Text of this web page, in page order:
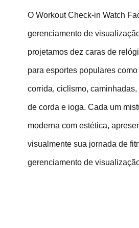
O Workout Check-in Watch
gerenciamento de
projetamos dez caras de
para esportes populares como
corrida, ciclismo,
de corda e ioga. Cada um
moderna com estética,
visualmente sua jornada de
gerenciamento de